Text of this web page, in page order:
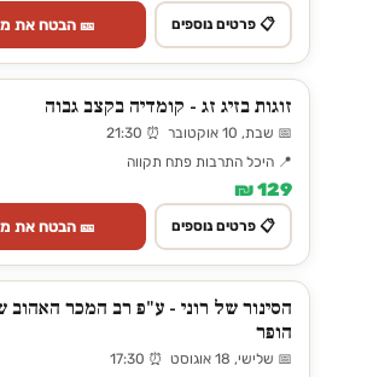
📋 פרטים נוספים 🎫 הבטח את
זוגות בזיג זג - קומדיה בקצב גבוה
📅 שבת, 10 אוקטובר ⏰ 21:30
📍 היכל התרבות פתח תקווה
129 ₪
📋 פרטים נוספים 🎫 הבטח את
הסינור של רוני - ע"פ רב המכר האהוב
הופר
📅 שלישי, 18 אוגוסט ⏰ 17:30